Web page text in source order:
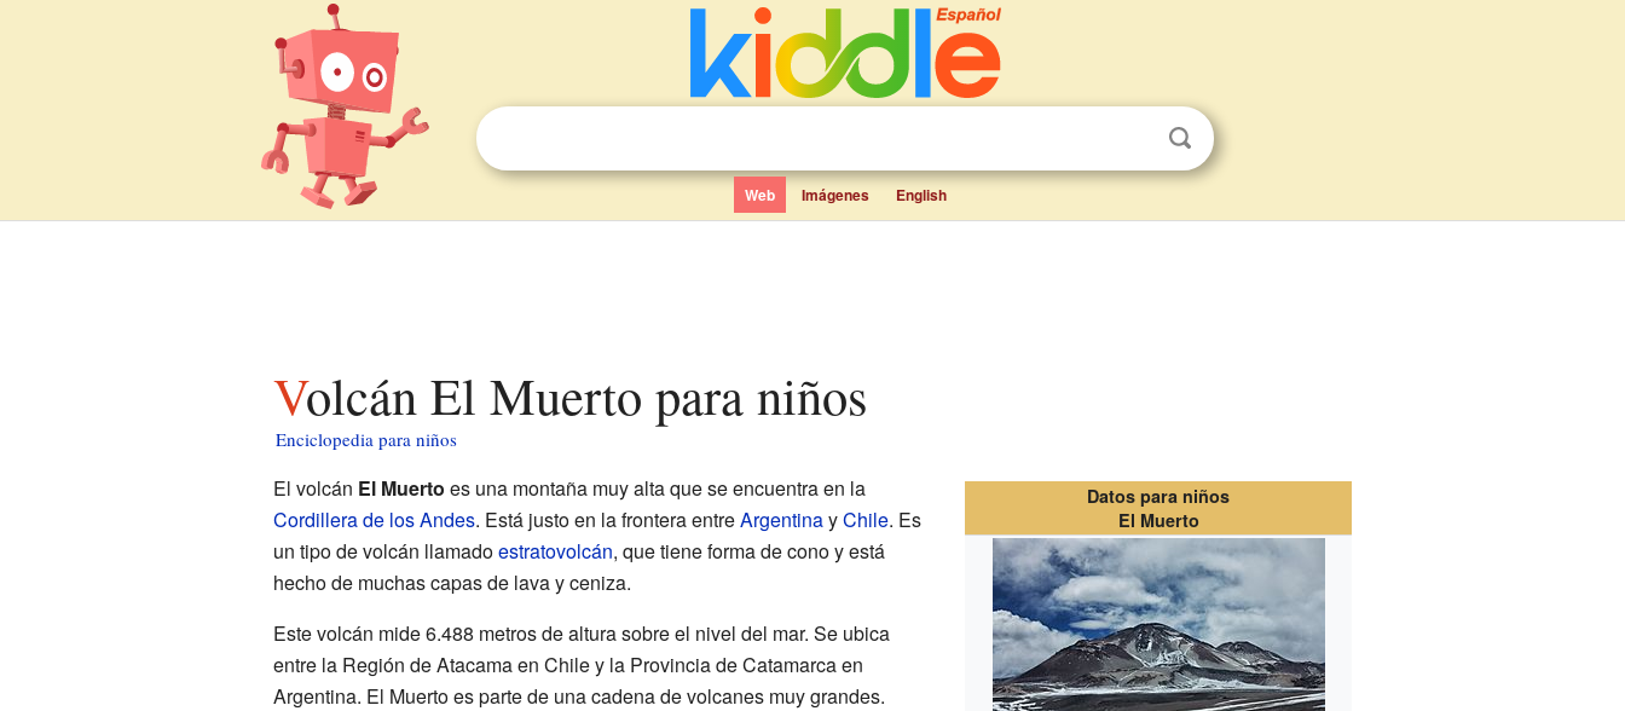
Web Imágenes English
Volcán El Muerto para niños
Enciclopedia para niños
Datos para niños
El Muerto
El volcán El Muerto es una montaña muy alta que se encuentra en la
Cordillera de los Andes. Está justo en la frontera entreArgentinayChile. Es
un tipo de volcán llamadoestratovolcán, que tiene forma de cono y está
hecho de muchas capas de lava y ceniza.
Este volcán mide 6.488 metros de altura sobre el nivel del mar. Se ubica
entre la Región de Atacama en Chile y la Provincia de Catamarca en
Argentina. El Muerto es parte de una cadena de volcanes muy grandes.